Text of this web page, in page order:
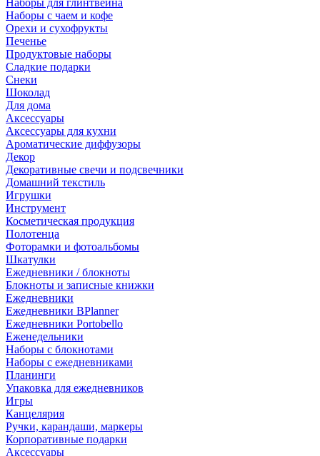
Наборы для глинтвейна
Наборы с чаем и кофе
Орехи и сухофрукты
Печенье
Продуктовые наборы
Сладкие подарки
Снеки
Шоколад
Для дома
Аксессуары
Аксессуары для кухни
Ароматические диффузоры
Декор
Декоративные свечи и подсвечники
Домашний текстиль
Игрушки
Инструмент
Косметическая продукция
Полотенца
Фоторамки и фотоальбомы
Шкатулки
Ежедневники / блокноты
Блокноты и записные книжки
Ежедневники
Ежедневники BPlanner
Ежедневники Portobello
Еженедельники
Наборы с блокнотами
Наборы с ежедневниками
Планинги
Упаковка для ежедневников
Игры
Канцелярия
Ручки, карандаши, маркеры
Корпоративные подарки
Аксессуары